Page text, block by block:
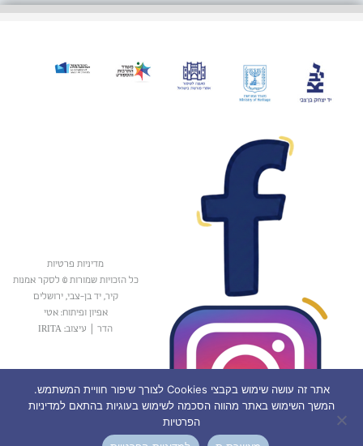
מדיניות פרטיות
כל הזכויות שמורות © לסקר אמנות
קיר, יד בן-צבי, ירושלים
אפיון ופיתוח: אטי
הדר
עיצוב: IRITA
אתר זה עושה שימוש בקבצי Cookies לצורך שיפור חוויית המשתמש.
המשך השימוש באתר מהווה הסכמה לשימוש בעוגיות בהתאם למדיניות
הפרטיות